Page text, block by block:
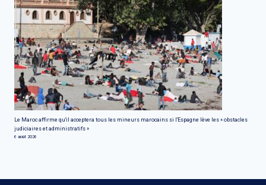
Le Maroc affirme qu'il acceptera tous les mineurs marocains si l'Espagne lève les « obstacles
judiciaires et administratifs »
6 août 2026